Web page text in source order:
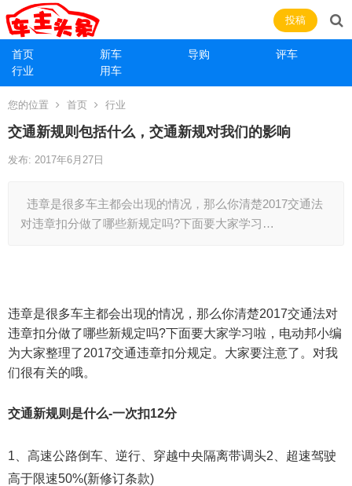
首页 新车 导购
评车
行业
用车
投稿
您的位置 首页 行业
交通新规则包括什么，交通新规对我们的影响
发布: 2017年6月27日
违章是很多车主都会出现的情况，那么你清楚2017交通法
对违章扣分做了哪些新规定吗?下面要大家学习…
违章是很多车主都会出现的情况，那么你清楚2017交通法对
违章扣分做了哪些新规定吗?下面要大家学习啦，电动邦小编
为大家整理了2017交通违章扣分规定。大家要注意了。对我
们很有关的哦。
交通新规则是什么-一次扣12分
1、高速公路倒车、逆行、穿越中央隔离带调头2、超速驾驶
高于限速50%(新修订条款)